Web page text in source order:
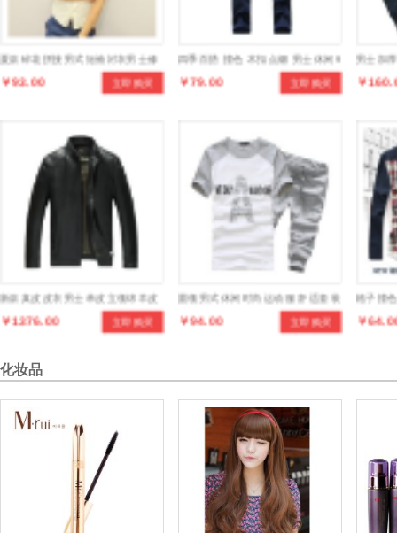
夏款碎花拼接男式短袖衬衣男士修
身原宿衬衫 立即购买
￥93.00
四季百搭 撞色 木扣点缀 男士休闲9
分裤 修身男裤子 立即购买
￥79.00
男士加
版修身
￥
新款真皮皮衣男士单皮立领绵羊皮
时尚机车皮夹克 立即购买
￥1376.00
圆领男式休闲时尚运动服 舒适套装
立即购买
￥94.00
格子撞
闲男衬
￥
化妆品